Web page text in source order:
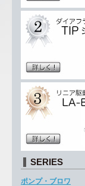
SERIES
ポンプ・ブロワ